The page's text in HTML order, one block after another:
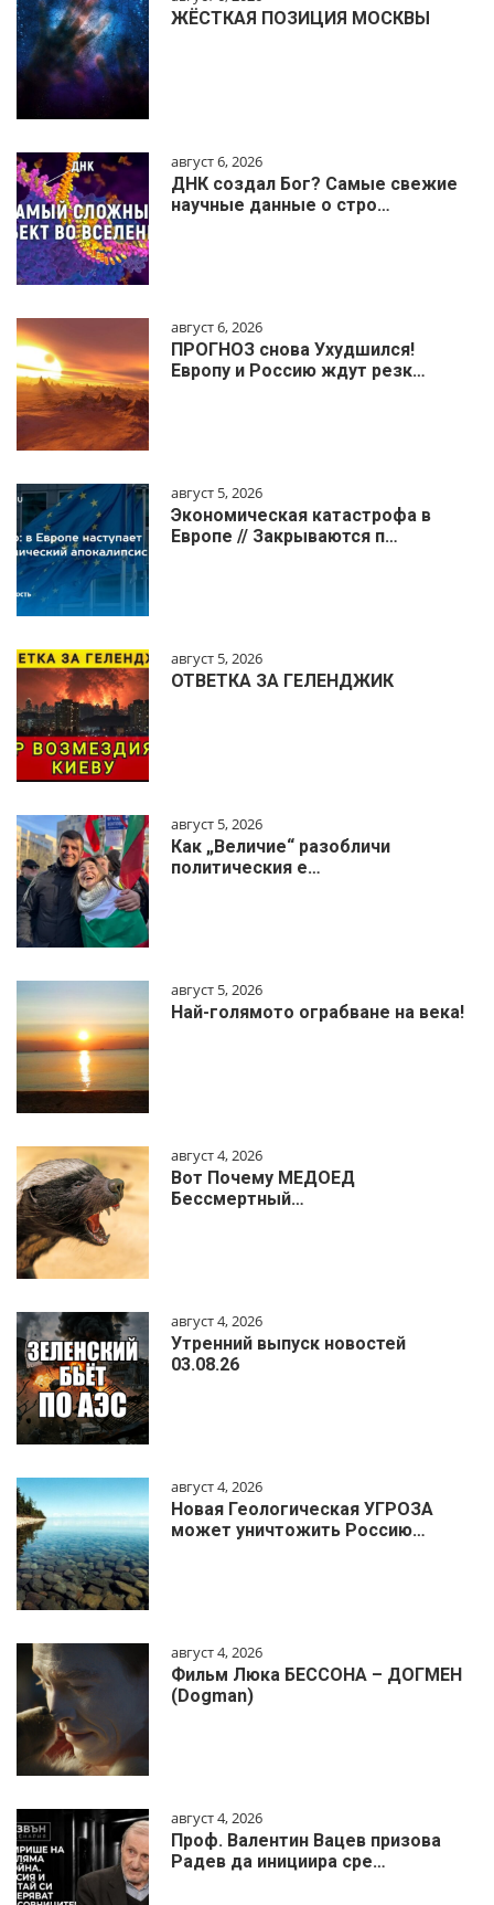
ЖЁСТКАЯ ПОЗИЦИЯ МОСКВЫ
август 6, 2026
ДНК создал Бог? Самые свежие
научные данные о стро…
август 6, 2026
ПРОГНОЗ снова Ухудшился!
Европу и Россию ждут резк…
август 5, 2026
Экономическая катастрофа в
Европе // Закрываются п…
август 5, 2026
ОТВЕТКА ЗА ГЕЛЕНДЖИК
август 5, 2026
Как „Величие“ разобличи
политическия е…
август 5, 2026
Най-голямото ограбване на века!
август 4, 2026
Вот Почему МЕДОЕД
Бессмертный…
август 4, 2026
Утренний выпуск новостей
03.08.26
август 4, 2026
Новая Геологическая УГРОЗА
может уничтожить Россию…
август 4, 2026
Фильм Люка БЕССОНА – ДОГМЕН
(Dogman)
август 4, 2026
Проф. Валентин Вацев призова
Радев да инициира сре…